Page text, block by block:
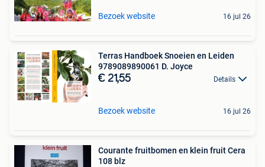
Bezoek website 16 jul 26
Terras Handboek Snoeien en Leiden
9789089890061 D. Joyce
€ 21,55 Details
Bezoek website 16 jul 26
Courante fruitbomen en klein fruit Cera
108 blz